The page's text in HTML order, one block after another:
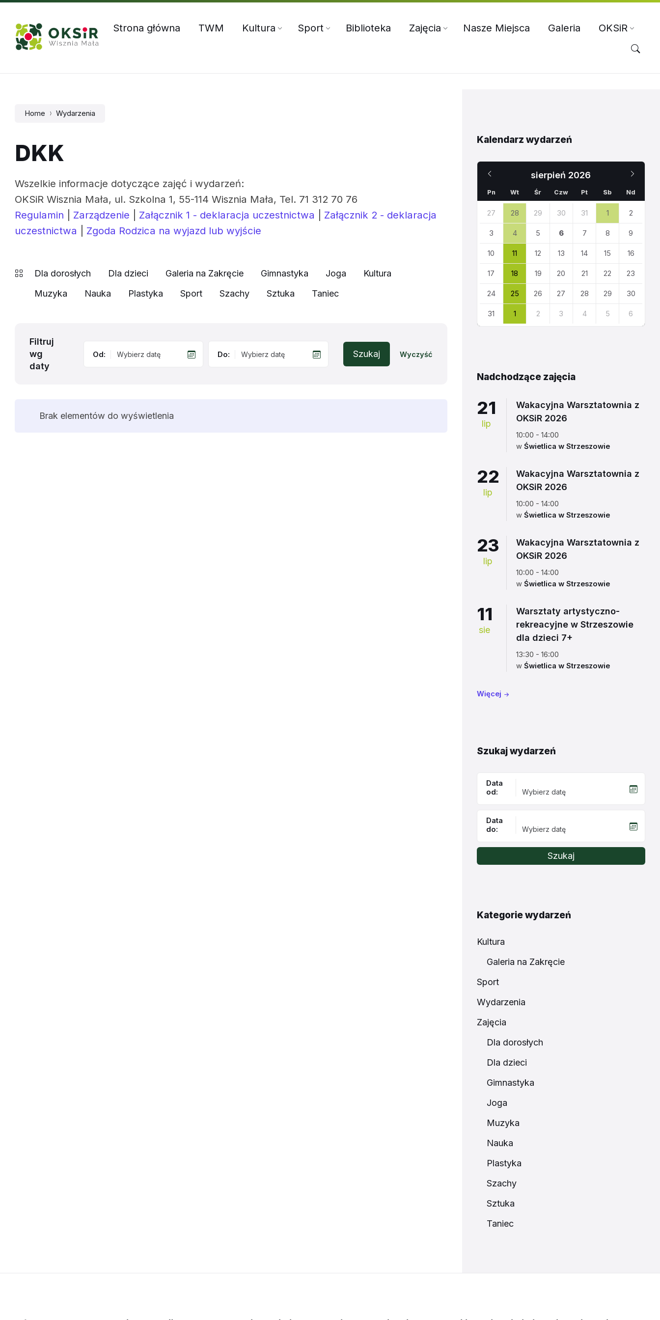
Skip
content
Skip
main
navigation
Skip
footer
Strona główna TWM Kultura Sport Biblioteka Zajęcia Nasze Miejsca Galeria OKSiR
Home Wydarzenia
DKK
Wszelkie informacje dotyczące zajęć i wydarzeń:
OKSiR Wisznia Mała, ul. Szkolna 1, 55-114 Wisznia Mała, Tel. 71 312 70 76
Regulamin
Zarządzenie Załącznik 1 - deklaracja uczestnictwa
Załącznik 2 - deklaracja
uczestnictwa
Zgoda Rodzica na wyjazd lub wyjście
Dla dorosłych Dla dzieci Galeria na Zakręcie Gimnastyka Joga
Kultura
Muzyka
Nauka Plastyka Sport Szachy Sztuka Taniec
Filtruj
wg
daty
Od: Do: Szukaj Wyczyść
Brak elementów do wyświetlenia
Kalendarz wydarzeń
sierpień 2026
Poprzedni
miesiąc
Pn Wt Śr Czw Pt Sb Nd
dni
kalendarza
27 28 29 30 31 1 2
3 4 5 6 7 8 9
10 11 12 13 14 15 16
17 18 19 20 21 22 23
24 25 26 27 28 29 30
31 1 2 3 4 5 6
Nadchodzące zajęcia
21
lip
Wakacyjna Warsztatownia z
OKSiR 2026
10:00 - 14:00
w Świetlica w Strzeszowie
22
lip
Wakacyjna Warsztatownia z
OKSiR 2026
10:00 - 14:00
w Świetlica w Strzeszowie
23
lip
Wakacyjna Warsztatownia z
OKSiR 2026
10:00 - 14:00
w Świetlica w Strzeszowie
11
sie
Warsztaty artystyczno-
rekreacyjne w Strzeszowie
dla dzieci 7+
13:30 - 16:00
w Świetlica w Strzeszowie
Więcej
Szukaj wydarzeń
Data
od:
Data
do:
Szukaj
Kategorie wydarzeń
Kultura
Galeria na Zakręcie
Sport
Wydarzenia
Zajęcia
Dla dorosłych
Dla dzieci
Gimnastyka
Joga
Muzyka
Nauka
Plastyka
Szachy
Sztuka
Taniec